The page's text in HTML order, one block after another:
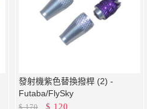
發射機紫色替換撥桿 (2) -
Futaba/FlySky
$170 $ 120